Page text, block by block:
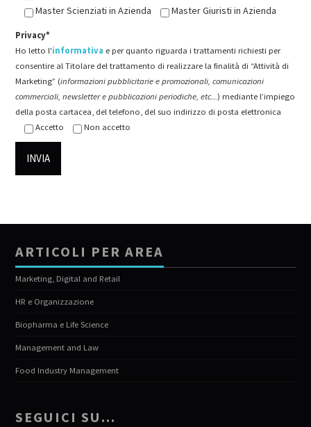
Master Scienziati in Azienda
Master Giuristi in Azienda
Privacy*
Ho letto l'informativa e per quanto riguarda i trattamenti richiesti per
consentire al Titolare del trattamento di realizzare la finalità di “Attività di
Marketing” (informazioni pubblicitarie e promozionali, comunicazioni
commerciali, newsletter e pubblicazioni periodiche, etc...) mediante l’impiego
della posta cartacea, del telefono, del suo indirizzo di posta elettronica
Accetto
Non accetto
ARTICOLI PER AREA
Marketing, Digital and Retail
HR e Organizzazione
Biopharma e Life Science
Management and Law
Food Industry Management
SEGUICI SU…